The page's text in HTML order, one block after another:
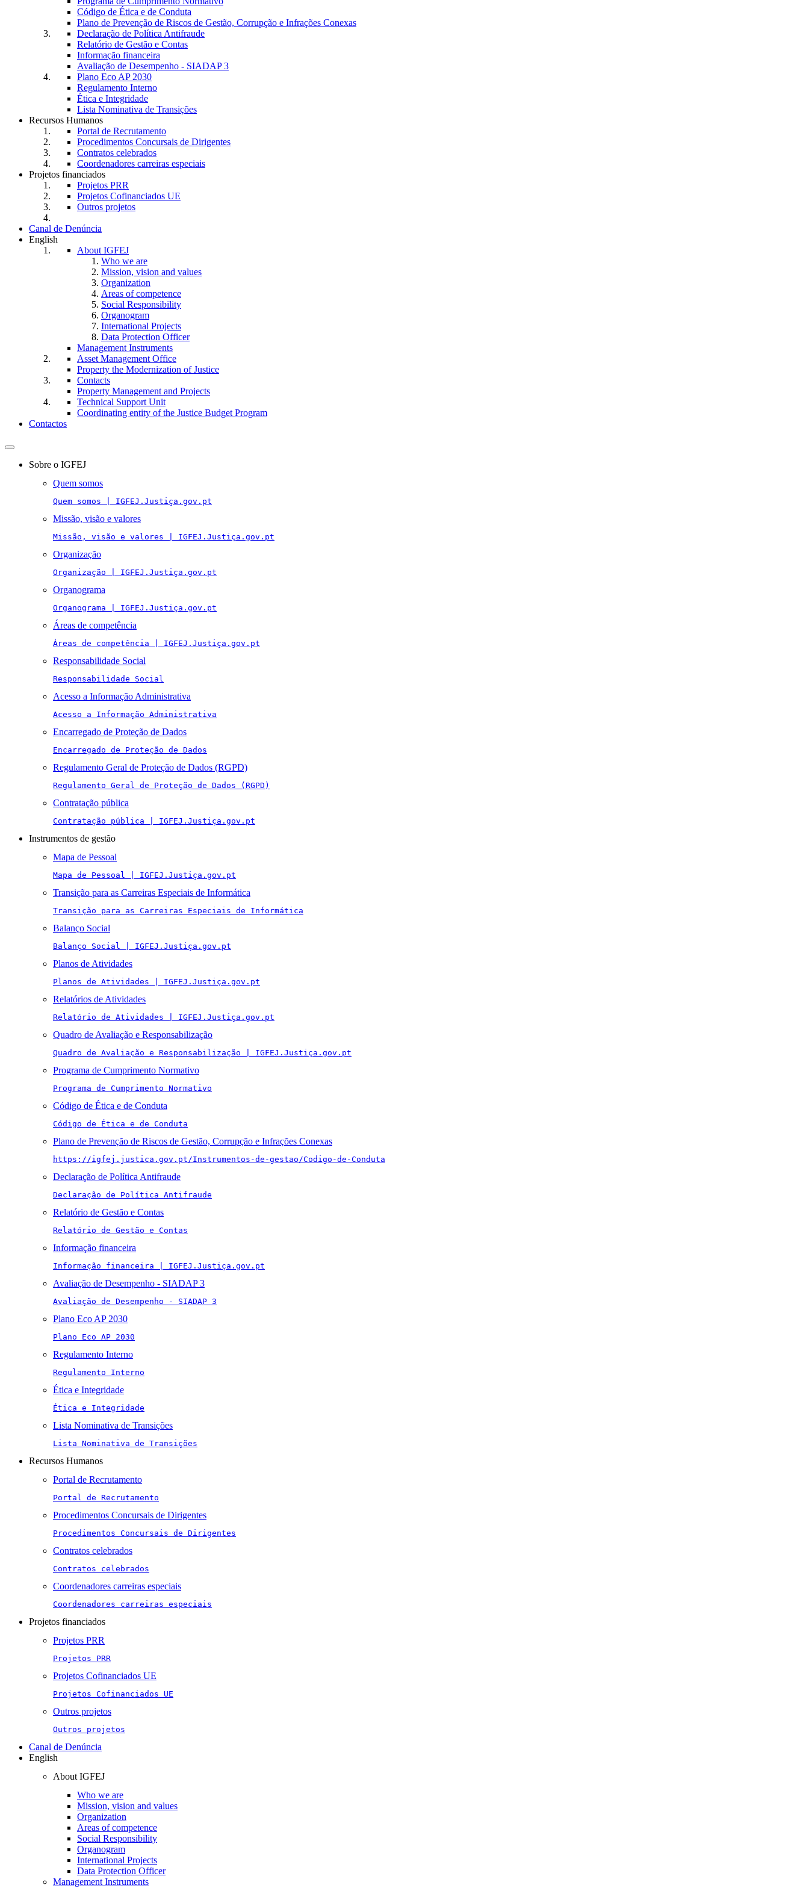
Código de Ética e de Conduta
Plano de Prevenção de Riscos de Gestão, Corrupção e Infrações Conexas
Declaração de Política Antifraude
Relatório de Gestão e Contas
Informação financeira
Avaliação de Desempenho - SIADAP 3
Plano Eco AP 2030
Regulamento Interno
Ética e Integridade
Lista Nominativa de Transições
Recursos Humanos
Portal de Recrutamento
Procedimentos Concursais de Dirigentes
Contratos celebrados
Coordenadores carreiras especiais
Projetos financiados
Projetos PRR
Projetos Cofinanciados UE
Outros projetos
Canal de Denúncia
English
About IGFEJ
Who we are
Mission, vision and values
Organization
Areas of competence
Social Responsibility
Organogram
International Projects
Data Protection Officer
Management Instruments
Asset Management Office
Property the Modernization of Justice
Contacts
Property Management and Projects
Technical Support Unit
Coordinating entity of the Justice Budget Program
Contactos
Toggle
navigationSobre o IGFEJ
Quem somos
Quem somos | IGFEJ.Justiça.gov.pt
Missão, visão e valores
Missão, visão e valores | IGFEJ.Justiça.gov.pt
Organização
Organização | IGFEJ.Justiça.gov.pt
Organograma
Organograma | IGFEJ.Justiça.gov.pt
Áreas de competência
Áreas de competência | IGFEJ.Justiça.gov.pt
Responsabilidade Social
Responsabilidade Social
Acesso a Informação Administrativa
Acesso a Informação Administrativa
Encarregado de Proteção de Dados
Encarregado de Proteção de Dados
Regulamento Geral de Proteção de Dados (RGPD)
Regulamento Geral de Proteção de Dados (RGPD)
Contratação pública
Contratação pública | IGFEJ.Justiça.gov.pt
Instrumentos de gestão
Mapa de Pessoal
Mapa de Pessoal | IGFEJ.Justiça.gov.pt
Transição para as Carreiras Especiais de Informática
Transição para as Carreiras Especiais de Informática
Balanço Social
Balanço Social | IGFEJ.Justiça.gov.pt
Planos de Atividades
Planos de Atividades | IGFEJ.Justiça.gov.pt
Relatórios de Atividades
Relatório de Atividades | IGFEJ.Justiça.gov.pt
Quadro de Avaliação e Responsabilização
Quadro de Avaliação e Responsabilização | IGFEJ.Justiça.gov.pt
Programa de Cumprimento Normativo
Programa de Cumprimento Normativo
Código de Ética e de Conduta
Código de Ética e de Conduta
Plano de Prevenção de Riscos de Gestão, Corrupção e Infrações Conexas
https://igfej.justica.gov.pt/Instrumentos-de-gestao/Codigo-de-Conduta
Declaração de Política Antifraude
Declaração de Política Antifraude
Relatório de Gestão e Contas
Relatório de Gestão e Contas
Informação financeira
Informação financeira | IGFEJ.Justiça.gov.pt
Avaliação de Desempenho - SIADAP 3
Avaliação de Desempenho - SIADAP 3
Plano Eco AP 2030
Plano Eco AP 2030
Regulamento Interno
Regulamento Interno
Ética e Integridade
Ética e Integridade
Lista Nominativa de Transições
Lista Nominativa de Transições
Recursos Humanos
Portal de Recrutamento
Portal de Recrutamento
Procedimentos Concursais de Dirigentes
Procedimentos Concursais de Dirigentes
Contratos celebrados
Contratos celebrados
Coordenadores carreiras especiais
Coordenadores carreiras especiais
Projetos financiados
Projetos PRR
Projetos PRR
Projetos Cofinanciados UE
Projetos Cofinanciados UE
Outros projetos
Outros projetos
Canal de Denúncia
English
About IGFEJ
Who we are
Mission, vision and values
Organization
Areas of competence
Social Responsibility
Organogram
International Projects
Data Protection Officer
Management Instruments